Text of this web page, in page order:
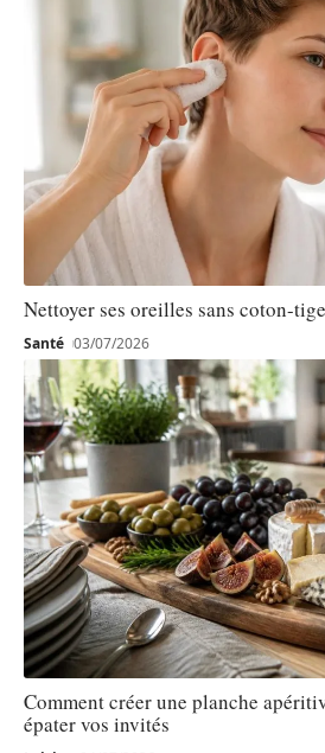
Nettoyer ses oreilles sans coton-
Santé 03/07/2026
Comment créer une planche
épater vos invités